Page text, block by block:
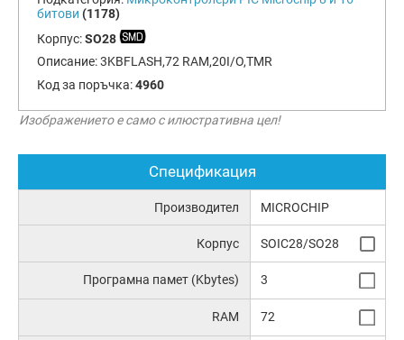
битови (1178)
Корпус:SO28
Описание:3KBFLASH,72 RAM,20I/O,TMR
Код за поръчка:4960
Изображението е само с илюстративна цел!
Спецификация
Производител MICROCHIP
Корпус SOIC28/SO28
Програмна памет (Kbytes) 3
RAM 72